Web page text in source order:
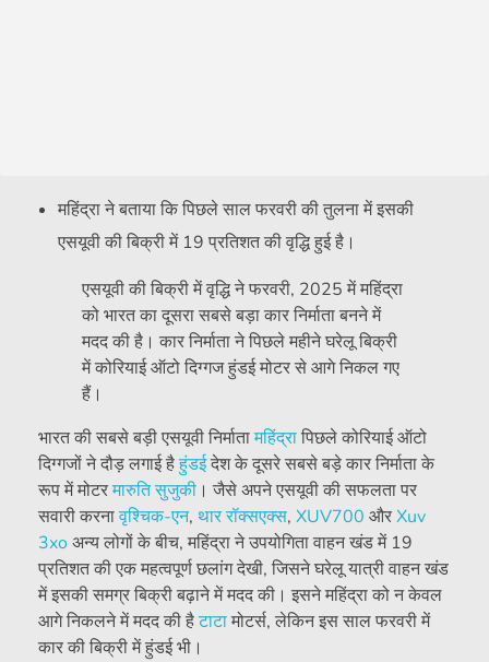
महिंद्रा ने बताया कि पिछले साल फरवरी की तुलना में इसकी
एसयूवी की बिक्री में 19 प्रतिशत की वृद्धि हुई है।
एसयूवी की बिक्री में वृद्धि ने फरवरी, 2025 में महिंद्रा
को भारत का दूसरा सबसे बड़ा कार निर्माता बनने में
मदद की है। कार निर्माता ने पिछले महीने घरेलू बिक्री
में कोरियाई ऑटो दिग्गज हुंडई मोटर से आगे निकल गए
हैं।
भारत की सबसे बड़ी एसयूवी निर्मातामहिंद्रापिछले कोरियाई ऑटो
दिग्गजों ने दौड़ लगाई हैहुंडईदेश के दूसरे सबसे बड़े कार निर्माता के
रूप में मोटरमारुति सुजुकी । जैसे अपने एसयूवी की सफलता पर
सवारी करनावृश्चिक-एन, थार रॉक्सएक्स, XUV700 औरXuv
3xoअन्य लोगों के बीच, महिंद्रा ने उपयोगिता वाहन खंड में 19
प्रतिशत की एक महत्वपूर्ण छलांग देखी, जिसने घरेलू यात्री वाहन खंड
में इसकी समग्र बिक्री बढ़ाने में मदद की। इसने महिंद्रा को न केवल
आगे निकलने में मदद की हैटाटामोटर्स, लेकिन इस साल फरवरी में
कार की बिक्री में हुंडई भी।